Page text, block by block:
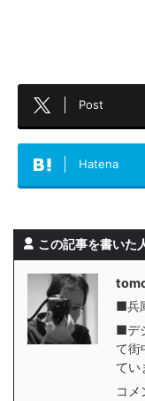
Post
Hatena
この記事を書いた
■兵
■デ
て街
てい
コメ